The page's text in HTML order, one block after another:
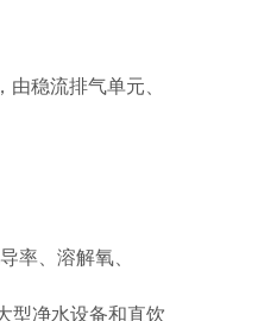
稳流排气单元、
率、溶解氧、
型净水设备和直饮